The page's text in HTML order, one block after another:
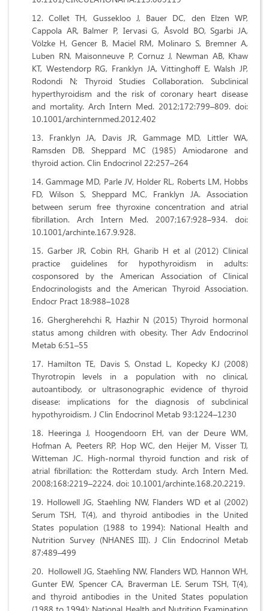
Collet TH, Gussekloo J, Bauer DC, den Elzen WP,
Cappola AR, Balmer P, Iervasi G, Åsvold BO, Sgarbi JA,
Völzke H, Gencer B, Maciel RM, Molinaro S, Bremner A,
Luben RN, Maisonneuve P, Cornuz J, Newman AB, Khaw
KT, Westendorp RG, Franklyn JA, Vittinghoff E, Walsh JP,
Rodondi N; Thyroid Studies Collaboration. Subclinical
hyperthyroidism and the risk of coronary heart disease
and mortality. Arch Intern Med. 2012;172:799–809. doi:
10.1001/archinternmed.2012.402
Franklyn JA, Davis JR, Gammage MD, Littler WA,
Ramsden DB, Sheppard MC (1985) Amiodarone and
thyroid action. Clin Endocrinol 22:257–264
Gammage MD, Parle JV, Holder RL, Roberts LM, Hobbs
FD, Wilson S, Sheppard MC, Franklyn JA. Association
between serum free thyroxine concentration and atrial
fibrillation. Arch Intern Med. 2007;167:928–934. doi:
10.1001/archinte.167.9.928.
Garber JR, Cobin RH, Gharib H et al (2012) Clinical
practice guidelines for hypothyroidism in adults:
cosponsored by the American Association of Clinical
Endocrinologists and the American Thyroid Association.
Endocr Pract 18:988–1028
Ghergherehchi R, Hazhir N (2015) Thyroid hormonal
status among children with obesity. Ther Adv Endocrinol
Metab 6:51–55
Hamilton TE, Davis S, Onstad L, Kopecky KJ (2008)
Thyrotropin levels in a population with no clinical,
autoantibody, or ultrasonographic evidence of thyroid
disease: implications for the diagnosis of subclinical
hypothyroidism. J Clin Endocrinol Metab 93:1224–1230
Heeringa J, Hoogendoorn EH, van der Deure WM,
Hofman A, Peeters RP, Hop WC, den Heijer M, Visser TJ,
Witteman JC. High-normal thyroid function and risk of
atrial fibrillation: the Rotterdam study. Arch Intern Med.
2008;168:2219–2224. doi: 10.1001/archinte.168.20.2219.
Hollowell JG, Staehling NW, Flanders WD et al (2002)
Serum TSH, T(4), and thyroid antibodies in the United
States population (1988 to 1994): National Health and
Nutrition Survey (NHANES III). J Clin Endocrinol Metab
87:489–499
Hollowell JG, Staehling NW, Flanders WD, Hannon WH,
Gunter EW, Spencer CA, Braverman LE. Serum TSH, T(4),
and thyroid antibodies in the United States population